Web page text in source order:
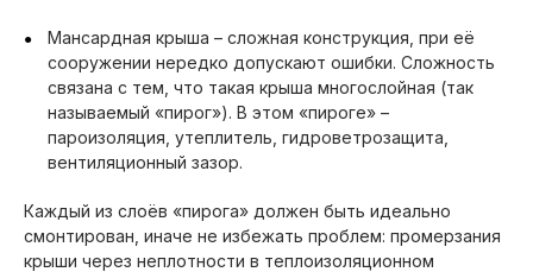
Мансардная крыша – сложная конструкция, при её
сооружении нередко допускают ошибки. Сложность
связана с тем, что такая крыша многослойная (так
называемый «пирог»). В этом «пироге» –
пароизоляция, утеплитель, гидроветрозащита,
вентиляционный зазор.
Каждый из слоёв «пирога» должен быть идеально
смонтирован, иначе не избежать проблем: промерзания
крыши через неплотности в теплоизоляционном